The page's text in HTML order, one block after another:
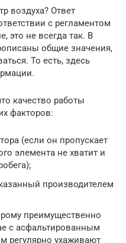
воздуха? Ответ
с регламентом
это не всегда так. В
общие значения,
То есть, здесь
качество работы
факторов:
(если он пропускает
элемента не хватит и
производителем
преимущественно
с асфальтированным
регулярно ухаживают